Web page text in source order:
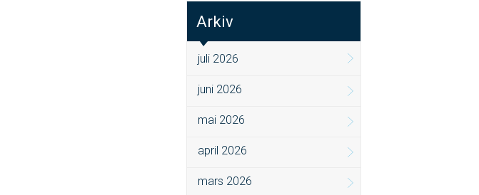
Arkiv
juli 2026
juni 2026
mai 2026
april 2026
mars 2026